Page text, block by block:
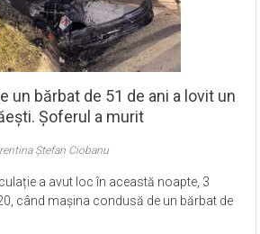
un bărbat de 51 de ani a lovit un
Șoferul a murit
Ștefan Ciobanu
a avut loc în această noapte, 3
când mașina condusă de un bărbat de